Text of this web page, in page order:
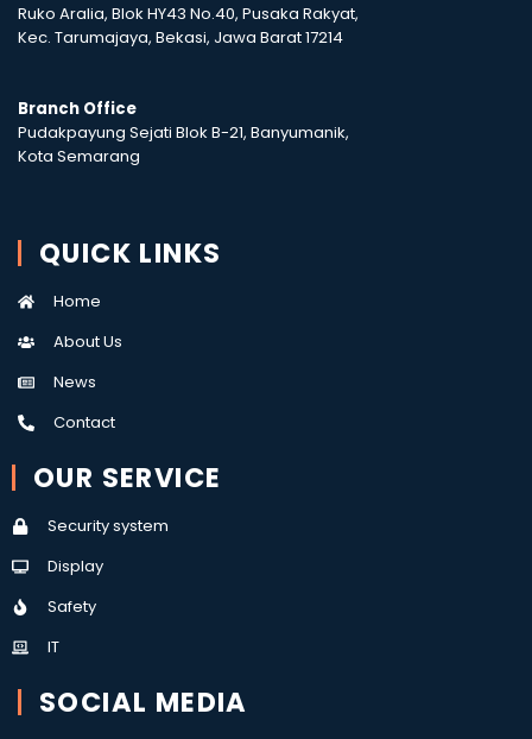
Ruko Aralia, Blok HY43 No.40, Pusaka Rakyat,
Kec. Tarumajaya, Bekasi, Jawa Barat 17214
Branch Office
Pudakpayung Sejati Blok B-21, Banyumanik,
Kota Semarang
QUICK LINKS
Home
About Us
News
Contact
OUR SERVICE
Security system
Display
Safety
IT
SOCIAL MEDIA